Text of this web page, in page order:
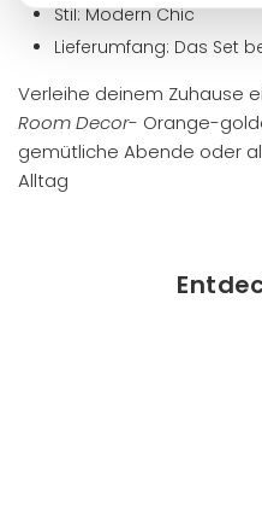
Stil: Modern Chic
Lieferumfang: Das Set
Verleihe deinem Zuhause
Room Decor- Orange-
gemütliche Abende oder
Alltag